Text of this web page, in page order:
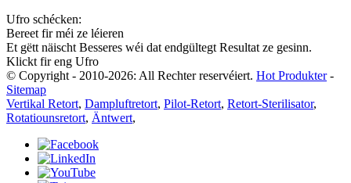
Ufro schécken:
Bereet fir méi ze léieren
Et gëtt näischt Besseres wéi dat endgültegt Resultat ze gesinn.
Klickt fir eng Ufro
© Copyright - 2010-2026: All Rechter reservéiert. Hot Produkter-
Sitemap
Vertikal Retort, Dampluftretort, Pilot-Retort, Retort-Sterilisator,
Rotatiounsretort, Äntwert,